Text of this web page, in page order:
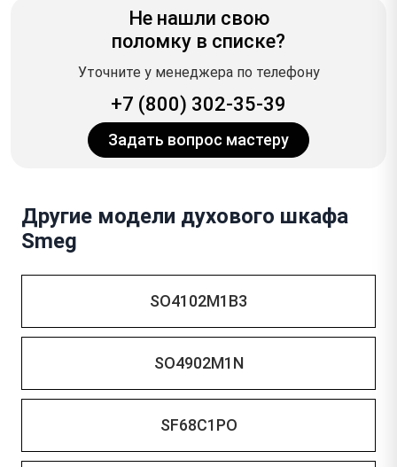
Не нашли свою
поломку в списке?
Уточните у менеджера по телефону
+7 (800) 302-35-39
Задать вопрос мастеру
Другие модели духового шкафа
Smeg
SO4102M1B3
SO4902M1N
SF68C1PO